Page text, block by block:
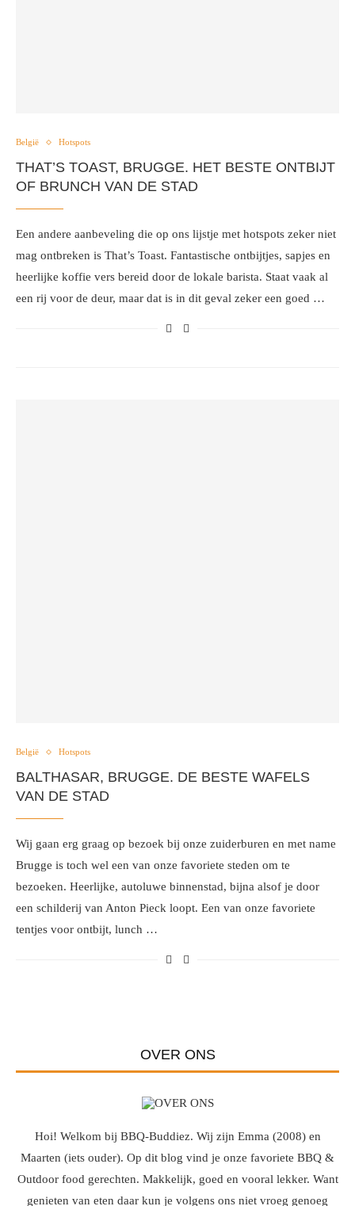
België Hotspots
THAT’S TOAST, BRUGGE. HET BESTE ONTBIJT
OF BRUNCH VAN DE STAD
Een andere aanbeveling die op ons lijstje met hotspots zeker niet
mag ontbreken is That’s Toast. Fantastische ontbijtjes, sapjes en
heerlijke koffie vers bereid door de lokale barista. Staat vaak al
een rij voor de deur, maar dat is in dit geval zeker een goed …
België Hotspots
BALTHASAR, BRUGGE. DE BESTE WAFELS
VAN DE STAD
Wij gaan erg graag op bezoek bij onze zuiderburen en met name
Brugge is toch wel een van onze favoriete steden om te
bezoeken. Heerlijke, autoluwe binnenstad, bijna alsof je door
een schilderij van Anton Pieck loopt. Een van onze favoriete
tentjes voor ontbijt, lunch …
OVER ONS
Hoi! Welkom bij BBQ-Buddiez. Wij zijn Emma (2008) en
Maarten (iets ouder). Op dit blog vind je onze favoriete BBQ &
Outdoor food gerechten. Makkelijk, goed en vooral lekker. Want
genieten van eten daar kun je volgens ons niet vroeg genoeg